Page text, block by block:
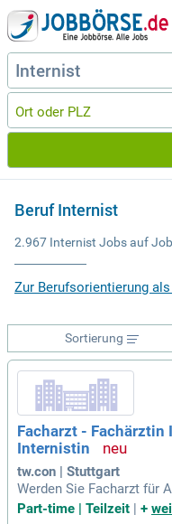
Beruf Internist
2.967 Internist Jobs auf
Zur Berufsorientierung
Sortierung
Facharzt -
Internistin
tw.con | Stuttgart
Werden Sie Facharzt für
modernen, voll
Part-time | Teilzeit | +